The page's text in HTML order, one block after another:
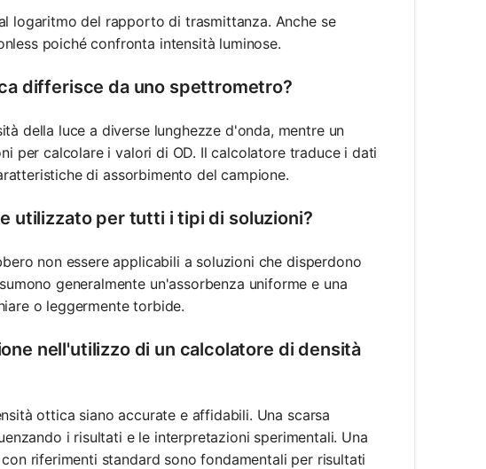
logaritmo del rapporto di trasmittanza. Anche se
poiché confronta intensità luminose.
differisce da uno spettrometro?
della luce a diverse lunghezze d'onda, mentre un
per calcolare i valori di OD. Il calcolatore traduce i dati
di assorbimento del campione.
utilizzato per tutti i tipi di soluzioni?
non essere applicabili a soluzioni che disperdono
generalmente un'assorbenza uniforme e una
o leggermente torbide.
nell'utilizzo di un calcolatore di densità
ottica siano accurate e affidabili. Una scarsa
i risultati e le interpretazioni sperimentali. Una
riferimenti standard sono fondamentali per risultati